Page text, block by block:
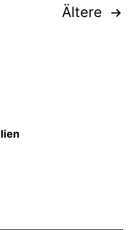
Ältere